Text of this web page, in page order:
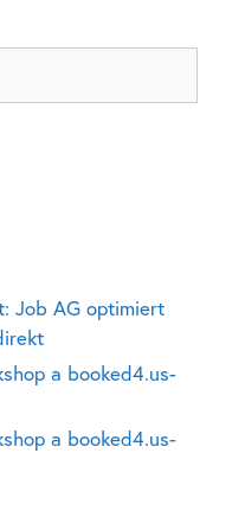
Job AG optimiert
a booked4.us-
a booked4.us-